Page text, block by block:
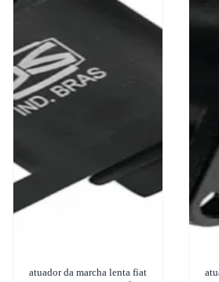
atuador da marcha lenta fiat